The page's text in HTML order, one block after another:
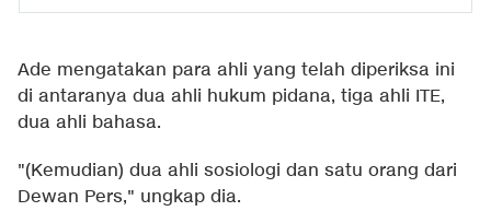
Ade mengatakan para ahli yang telah diperiksa ini
di antaranya dua ahli hukum pidana, tiga ahli ITE,
dua ahli bahasa.
"(Kemudian) dua ahli sosiologi dan satu orang dari
Dewan Pers," ungkap dia.